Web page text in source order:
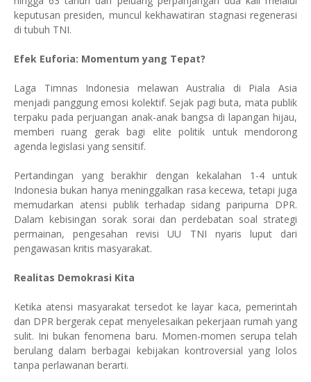
keputusan presiden, muncul kekhawatiran stagnasi regenerasi
di tubuh TNI.
Efek Euforia: Momentum yang Tepat?
Laga Timnas Indonesia melawan Australia di Piala Asia
menjadi panggung emosi kolektif. Sejak pagi buta, mata publik
terpaku pada perjuangan anak-anak bangsa di lapangan hijau,
memberi ruang gerak bagi elite politik untuk mendorong
agenda legislasi yang sensitif.
Pertandingan yang berakhir dengan kekalahan 1-4 untuk
Indonesia bukan hanya meninggalkan rasa kecewa, tetapi juga
memudarkan atensi publik terhadap sidang paripurna DPR.
Dalam kebisingan sorak sorai dan perdebatan soal strategi
permainan, pengesahan revisi UU TNI nyaris luput dari
pengawasan kritis masyarakat.
Realitas Demokrasi Kita
Ketika atensi masyarakat tersedot ke layar kaca, pemerintah
dan DPR bergerak cepat menyelesaikan pekerjaan rumah yang
sulit. Ini bukan fenomena baru. Momen-momen serupa telah
berulang dalam berbagai kebijakan kontroversial yang lolos
tanpa perlawanan berarti.